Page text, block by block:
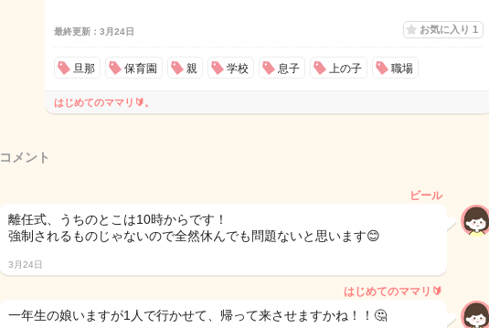
最終更新：3月24日 お気に入り 1
旦那 保育園 親 学校 息子 上の子 職場
はじめてのママリ🔰。
コメント
ビール
離任式、うちのとこは10時からです！
強制されるものじゃないので全然休んでも問題ないと思います😊
3月24日
はじめてのママリ🔰
一年生の娘いますが1人で行かせて、帰って来させますかね！！🤔